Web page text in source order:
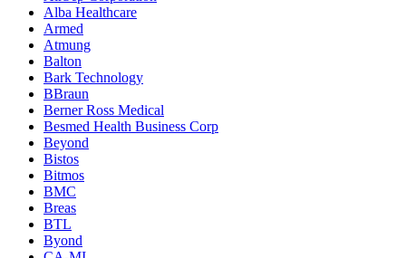
Alba Healthcare
Armed
Atmung
Balton
Bark Technology
BBraun
Berner Ross Medical
Besmed Health Business Corp
Beyond
Bistos
Bitmos
BMC
Breas
BTL
Byond